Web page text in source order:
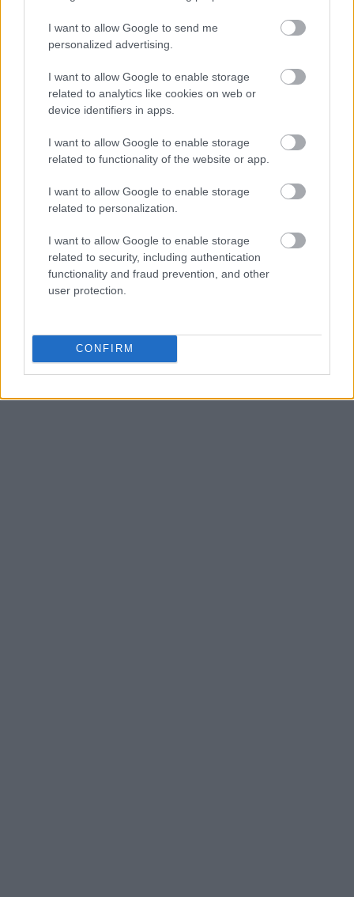
I want to allow Google to send me
personalized advertising.
I want to allow Google to enable storage
related to analytics like cookies on web or
device identifiers in apps.
I want to allow Google to enable storage
related to functionality of the website or app.
I want to allow Google to enable storage
related to personalization.
I want to allow Google to enable storage
related to security, including authentication
functionality and fraud prevention, and other
user protection.
CONFIRM